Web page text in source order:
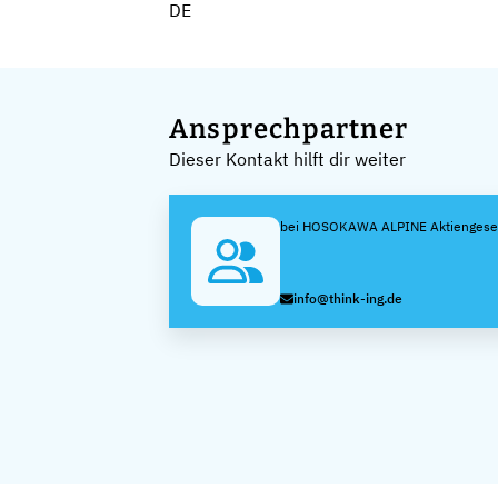
DE
Ansprechpartner
Dieser Kontakt hilft dir weiter
bei HOSOKAWA ALPINE
info@think-ing.de